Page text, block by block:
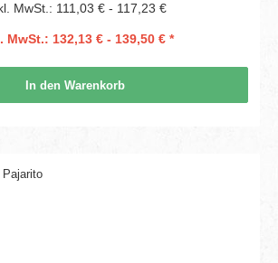
MwSt.: 111,03 € - 117,23 €
MwSt.: 132,13 € - 139,50 € *
In den Warenkorb